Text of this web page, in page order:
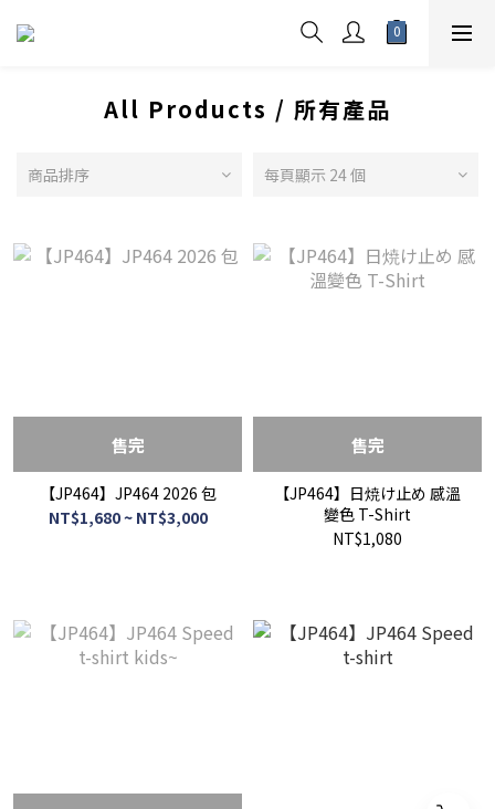
All Products / 所有產品
商品排序 每頁顯示 24 個
售完
【JP464】JP464 2026 包
NT$1,680 ~ NT$3,000
售完
【JP464】日焼け止め 感溫
變色 T-Shirt
NT$1,080